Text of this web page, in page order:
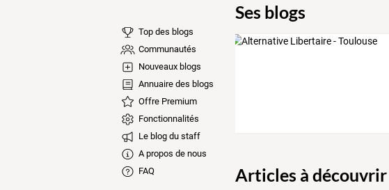
Top des blogs
Communautés
Nouveaux blogs
Annuaire des blogs
Offre Premium
Fonctionnalités
Le blog du staff
A propos de nous
FAQ
Ses blogs
Articles à découvrir